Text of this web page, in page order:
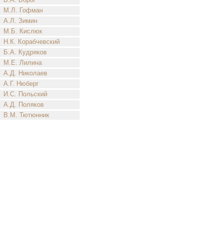
М.Л. Гофман
А.Л. Зимин
М.Б. Кислюк
Н.К. Корабчевский
Б.А. Кудряков
М.Е. Лилина
А.Д. Николаев
А.Г. Нюберг
И.С. Польский
А.Д. Поляков
В.М. Тютюнник